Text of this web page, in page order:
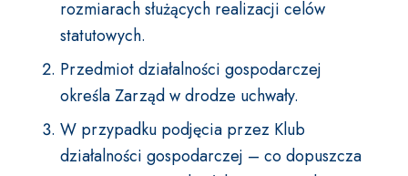
rozmiarach służących realizacji celów
statutowych.
Przedmiot działalności gospodarczej
określa Zarząd w drodze uchwały.
W przypadku podjęcia przez Klub
działalności gospodarczej – co dopuszcza